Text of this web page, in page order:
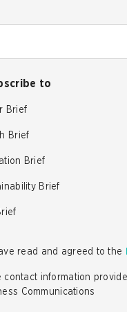
to
Brief
Brief
Brief
Brief
read and agreed to the
contact information
Communications